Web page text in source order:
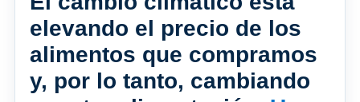
elevando el precio de los
alimentos que compramos
y, por lo tanto, cambiando